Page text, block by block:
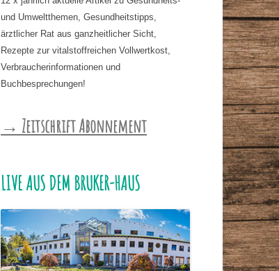
und Umweltthemen, Gesundheitstipps,
ärztlicher Rat aus ganzheitlicher Sicht,
Rezepte zur vitalstoffreichen Vollwertkost,
Verbraucherinformationen und
Buchbesprechungen!
→ Zeitschrift Abonnement
LIVE AUS DEM BRUKER-HAUS